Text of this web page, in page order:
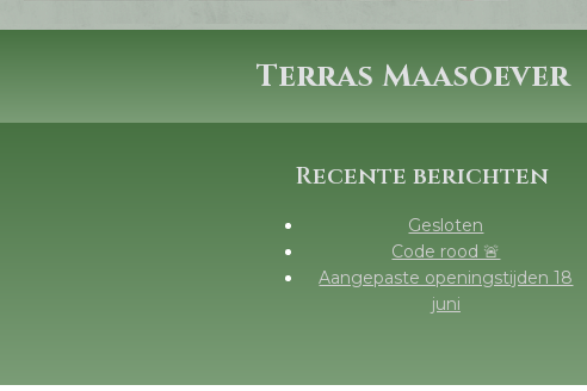
Terras Maasoever
Recente berichten
Gesloten
Code rood 🚨
Aangepaste openingstijden 18
juni